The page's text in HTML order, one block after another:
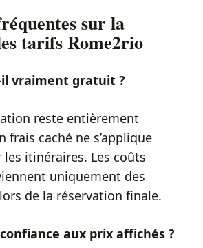
sur la
tarifs Rome2rio
il vraiment gratuit ?
reste entièrement
frais caché ne s’applique
itinéraires. Les coûts
uniquement des
de la réservation finale.
aux prix affichés ?